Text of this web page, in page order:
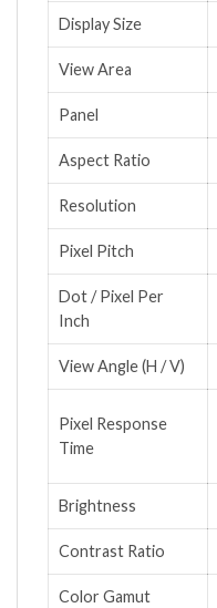
Display Size
View Area
Panel
Aspect Ratio
Resolution
Pixel Pitch
Dot / Pixel Per
Inch
View Angle (H / V)
Pixel Response
Time
Brightness
Contrast Ratio
Color Gamut